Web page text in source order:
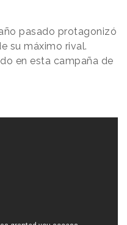
pasado protagonizó
su máximo rival.
en esta campaña de